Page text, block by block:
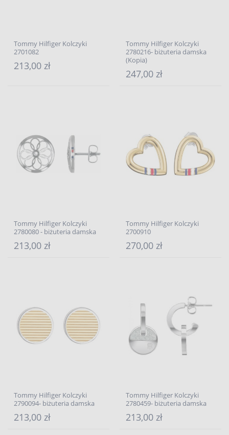
Tommy Hilfiger Kolczyki
2701082
213,00 zł
Tommy Hilfiger Kolczyki
2780216- biżuteria damska
(Kopia)
247,00 zł
Tommy Hilfiger Kolczyki
2780080 - biżuteria damska
213,00 zł
Tommy Hilfiger Kolczyki
2700910
270,00 zł
Tommy Hilfiger Kolczyki
2790094- biżuteria damska
213,00 zł
Tommy Hilfiger Kolczyki
2780459- biżuteria damska
213,00 zł